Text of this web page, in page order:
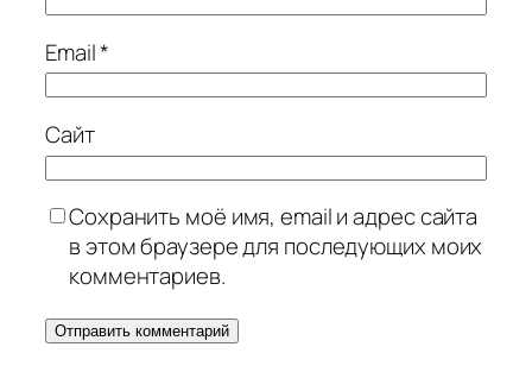
Email*
Сайт
Сохранить моё имя, email и адрес сайта
в этом браузере для последующих моих
комментариев.